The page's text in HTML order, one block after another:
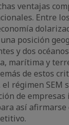
ventajas
Entre
posición
y dos
marítima y
de estos
el régimen SEM
de empresas
así